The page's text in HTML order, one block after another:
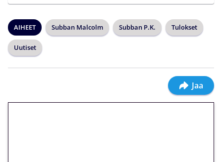
AIHEET Subban Malcolm Subban P.K. Tulokset
Uutiset
Jaa